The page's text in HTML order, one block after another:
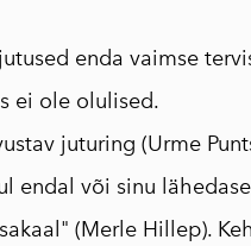
enda vaimse
ei ole olulised.
juturing (Urme
endal või sinu
(Merle Hillep).